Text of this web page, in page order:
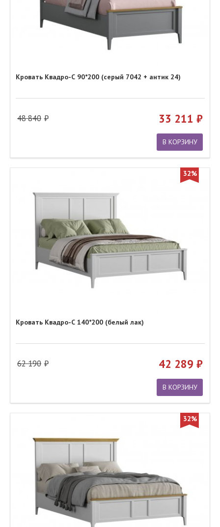
Кровать Квадро-С 90*200 (серый 7042 + антик 24)
48 840 33 211
В КОРЗИНУ
32%
Кровать Квадро-С 140*200 (белый лак)
62 190 42 289
В КОРЗИНУ
32%